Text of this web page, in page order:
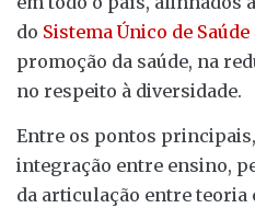
do Sistema Único de Saúde
promoção da saúde, na
no respeito à diversidade.
Entre os pontos
integração entre ensino,
da articulação entre teoria